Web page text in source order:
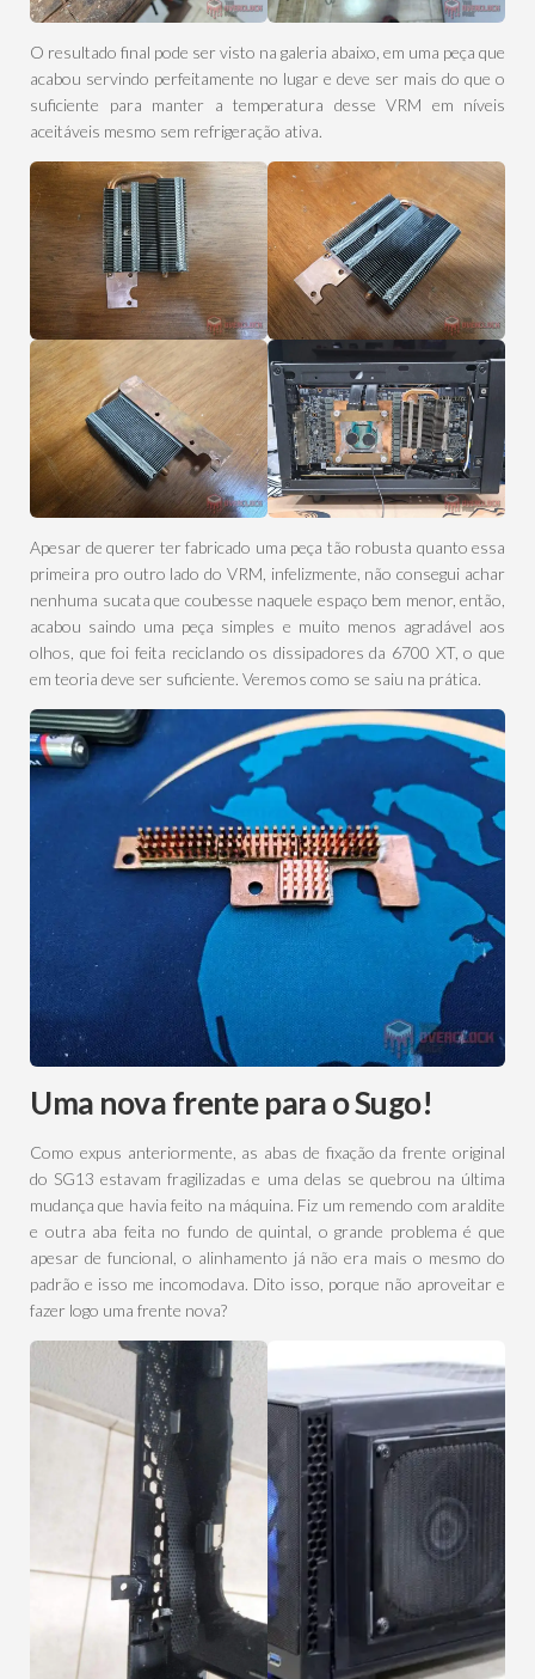
O resultado final pode ser visto na galeria abaixo, em uma peça que
acabou servindo perfeitamente no lugar e deve ser mais do que o
suficiente para manter a temperatura desse VRM em níveis
aceitáveis mesmo sem refrigeração ativa.
Apesar de querer ter fabricado uma peça tão robusta quanto essa
primeira pro outro lado do VRM, infelizmente, não consegui achar
nenhuma sucata que coubesse naquele espaço bem menor, então,
acabou saindo uma peça simples e muito menos agradável aos
olhos, que foi feita reciclando os dissipadores da 6700 XT, o que
em teoria deve ser suficiente. Veremos como se saiu na prática.
Uma nova frente para o Sugo!
Como expus anteriormente, as abas de fixação da frente original
do SG13 estavam fragilizadas e uma delas se quebrou na última
mudança que havia feito na máquina. Fiz um remendo com araldite
e outra aba feita no fundo de quintal, o grande problema é que
apesar de funcional, o alinhamento já não era mais o mesmo do
padrão e isso me incomodava. Dito isso, porque não aproveitar e
fazer logo uma frente nova?